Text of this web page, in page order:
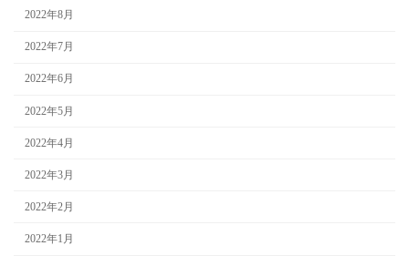
2022年8月
2022年7月
2022年6月
2022年5月
2022年4月
2022年3月
2022年2月
2022年1月